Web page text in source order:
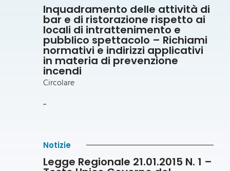
Inquadramento delle attività di
bar e di ristorazione rispetto ai
locali di intrattenimento e
pubblico spettacolo – Richiami
normativi e indirizzi applicativi
in materia di prevenzione
incendi
Circolare
...
Notizie
Legge Regionale 21.01.2015 N. 1 –